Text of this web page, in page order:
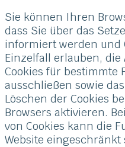
Sie können Ihren
dass Sie über das
informiert werden und
Einzelfall erlauben, die
Cookies für bestimmte
ausschließen sowie
Löschen der Cookies
Browsers aktivieren.
von Cookies kann die
Website eingeschränkt